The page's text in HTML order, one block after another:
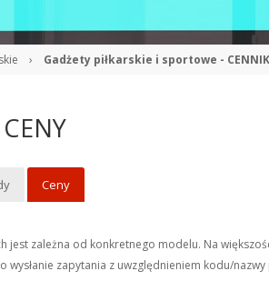
› Gadżety piłkarskie i sportowe - CENNIK
Ceny
jest zależna od konkretnego modelu. Na
wysłanie zapytania z uwzględnieniem kodu/